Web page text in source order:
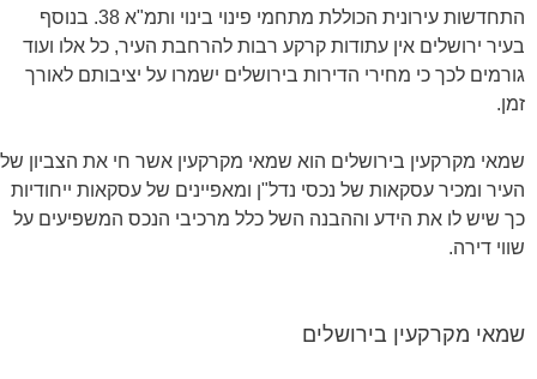
התחדשות עירונית הכוללת מתחמי פינוי בינוי ותמ"א 38. בנוסף
בעיר ירושלים אין עתודות קרקע רבות להרחבת העיר, כל אלו ועוד
גורמים לכך כי מחירי הדירות בירושלים ישמרו על יציבותם לאורך
זמן.
שמאי מקרקעין בירושלים הוא שמאי מקרקעין אשר חי את הצביון של
העיר ומכיר עסקאות של נכסי נדל"ן ומאפיינים של עסקאות ייחודיות
כך שיש לו את הידע וההבנה השל כלל מרכיבי הנכס המשפיעים על
שווי דירה.
שמאי מקרקעין בירושלים